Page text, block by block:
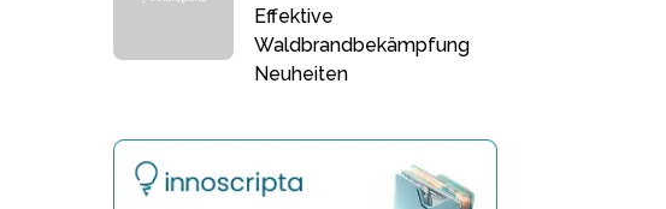
Effektive
Waldbrandbekämpfung
Neuheiten